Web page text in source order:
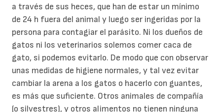
a través de sus heces, que han de estar un mínimo
de 24 h fuera del animal y luego ser ingeridas por la
persona para contagiar el parásito. Ni los dueños de
gatos ni los veterinarios solemos comer caca de
gato, si podemos evitarlo. De modo que con observar
unas medidas de higiene normales, y tal vez evitar
cambiar la arena a los gatos o hacerlo con guantes,
es más que suficiente. Otros animales de compañía
(o silvestres), y otros alimentos no tienen ninguna